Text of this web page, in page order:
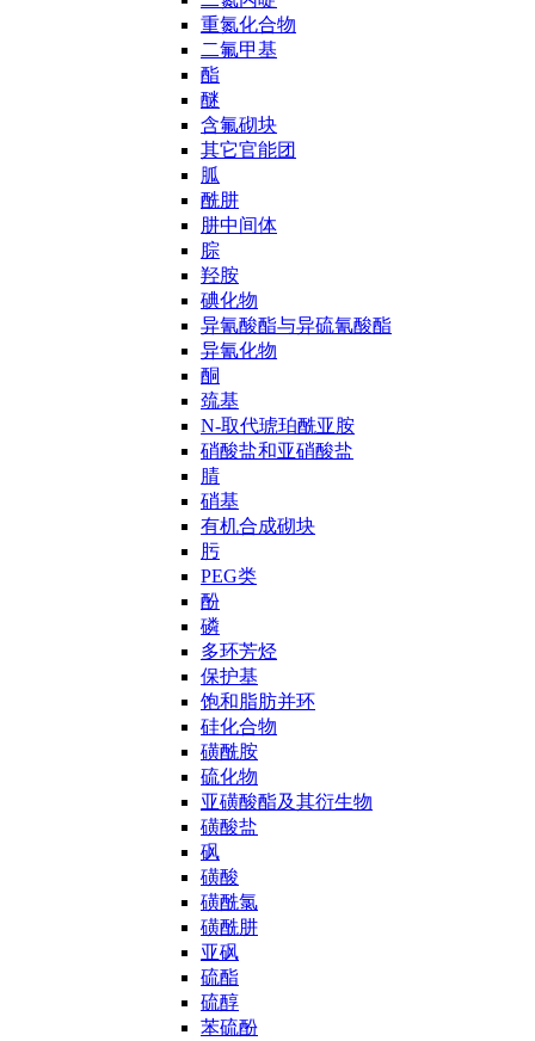
重氮化合物
二氟甲基
酯
醚
含氟砌块
其它官能团
胍
酰肼
肼中间体
腙
羟胺
碘化物
异氰酸酯与异硫氰酸酯
异氰化物
酮
巯基
N-取代琥珀酰亚胺
硝酸盐和亚硝酸盐
腈
硝基
有机合成砌块
肟
PEG类
酚
磷
多环芳烃
保护基
饱和脂肪并环
硅化合物
磺酰胺
硫化物
亚磺酸酯及其衍生物
磺酸盐
砜
磺酸
磺酰氯
磺酰肼
亚砜
硫酯
硫醇
苯硫酚